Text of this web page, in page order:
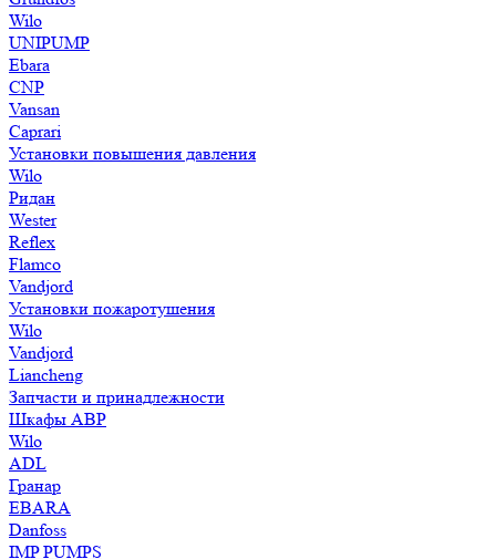
Wilo
UNIPUMP
Ebara
CNP
Vansan
Caprari
Установки повышения давления
Wilo
Ридан
Wester
Reflex
Flamco
Vandjord
Установки пожаротушения
Wilo
Vandjord
Liancheng
Запчасти и принадлежности
Шкафы АВР
Wilo
ADL
Гранар
EBARA
Danfoss
IMP PUMPS